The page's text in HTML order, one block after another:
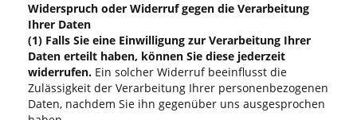
Widerspruch oder Widerruf gegen die Verarbeitung
Ihrer Daten
(1) Falls Sie eine Einwilligung zur Verarbeitung Ihrer
Daten erteilt haben, können Sie diese jederzeit
widerrufen. Ein solcher Widerruf beeinflusst die
Zulässigkeit der Verarbeitung Ihrer personenbezogenen
Daten, nachdem Sie ihn gegenüber uns ausgesprochen